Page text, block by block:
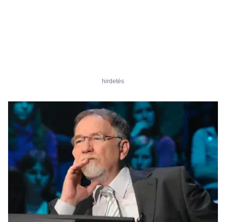
hirdetés